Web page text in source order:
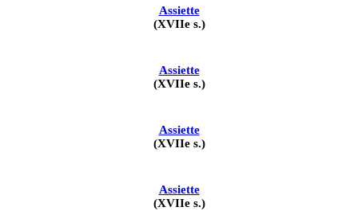
Assiette
(XVIIe s.)
Assiette
(XVIIe s.)
Assiette
(XVIIe s.)
Assiette
(XVIIe s.)